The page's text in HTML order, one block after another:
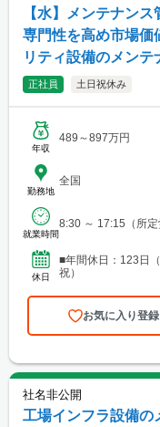
【水】メンテナン
専門性を高め市場価
リティ設備のメンテ
正社員 土日祝休み
年収
489～897万円
勤務地
全国
就業時間
8:30 ～ 17:15（所定
休日
■年間休日：123日
祝）
お気に入り登録
社名非公開
工場インフラ設備の